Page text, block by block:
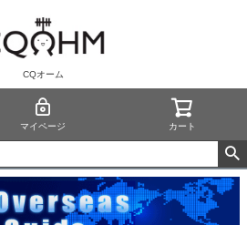
CQオーム
マイページ カート